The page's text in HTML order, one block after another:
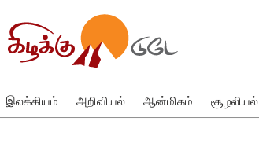
இலக்கியம் அறிவியல் ஆன்மிகம் சூழலியல்